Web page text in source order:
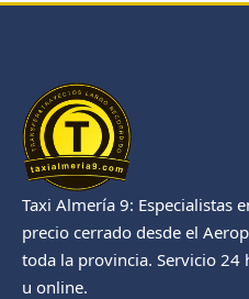
Taxi Almería 9: Especialistas
precio cerrado desde el
toda la provincia. Servicio 24
u online.